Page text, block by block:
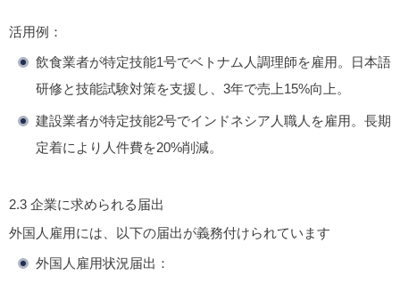
活用例 ：
飲食業者が特定技能1号でベトナム人調理師を雇用。日本語
研修と技能試験対策を支援し、3年で売上15%向上。
建設業者が特定技能2号でインドネシア人職人を雇用。長期
定着により人件費を20%削減。
2.3 企業に求められる届出
外国人雇用には、以下の届出が義務付けられています
外国人雇用状況届出 ：